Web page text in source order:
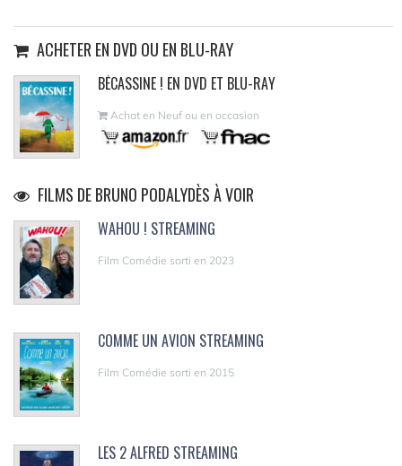
ACHETER EN DVD OU EN BLU-RAY
BÉCASSINE ! EN DVD ET BLU-RAY
Achat en Neuf ou en occasion
FILMS DE BRUNO PODALYDÈS À VOIR
WAHOU ! STREAMING
Film Comédie sorti en 2023
COMME UN AVION STREAMING
Film Comédie sorti en 2015
LES 2 ALFRED STREAMING